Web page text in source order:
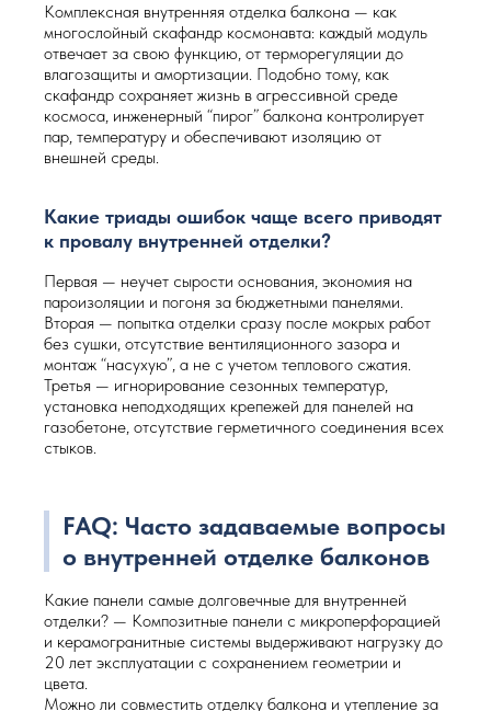
Комплексная внутренняя отделка балкона — как
многослойный скафандр космонавта: каждый модуль
отвечает за свою функцию, от терморегуляции до
влагозащиты и амортизации. Подобно тому, как
скафандр сохраняет жизнь в агрессивной среде
космоса, инженерный “пирог” балкона контролирует
пар, температуру и обеспечивают изоляцию от
внешней среды.
Какие триады ошибок чаще всего приводят
к провалу внутренней отделки?
Первая — неучет сырости основания, экономия на
пароизоляции и погоня за бюджетными панелями.
Вторая — попытка отделки сразу после мокрых работ
без сушки, отсутствие вентиляционного зазора и
монтаж “насухую”, а не с учетом теплового сжатия.
Третья — игнорирование сезонных температур,
установка неподходящих крепежей для панелей на
газобетоне, отсутствие герметичного соединения всех
стыков.
FAQ: Часто задаваемые вопросы
о внутренней отделке балконов
Какие панели самые долговечные для внутренней
отделки? — Композитные панели с микроперфорацией
и керамогранитные системы выдерживают нагрузку до
20 лет эксплуатации с сохранением геометрии и
цвета.
Можно ли совместить отделку балкона и утепление за